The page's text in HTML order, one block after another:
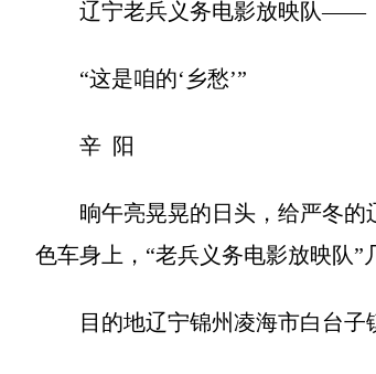
辽宁老兵义务电影放映队——
“这是咱的‘乡愁’”
辛 阳
晌午亮晃晃的日头，给严冬的
色车身上，“老兵义务电影放映队”
目的地辽宁锦州凌海市白台子镇